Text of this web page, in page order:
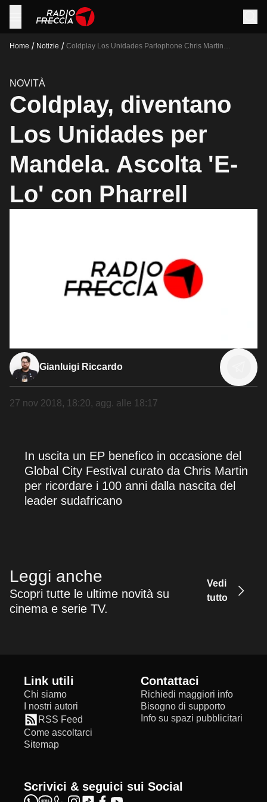
Home / Notizie / Coldplay Los Unidades Parlophone Chris Martin
NOVITÀ
Coldplay, diventano
Los Unidades per
Mandela. Ascolta 'E-
Lo' con Pharrell
Gianluigi Riccardo
27 nov 2018, 18:20, agg. alle 18:17
In uscita un EP benefico in occasione del
Global City Festival curato da Chris Martin
per ricordare i 100 anni dalla nascita del
leader sudafricano
Leggi anche
Scopri tutte le ultime novità su
cinema e serie TV.
Vedi
tutto
Link utili
Chi siamo
I nostri autori
RSS Feed
Come ascoltarci
Sitemap
Contattaci
Richiedi maggiori info
Bisogno di supporto
Info su spazi pubblicitari
Scrivici & seguici sui Social